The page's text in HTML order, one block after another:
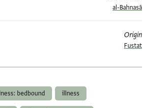
al-Bahnasā
Origin
Fustat
illness
illness: bedbound